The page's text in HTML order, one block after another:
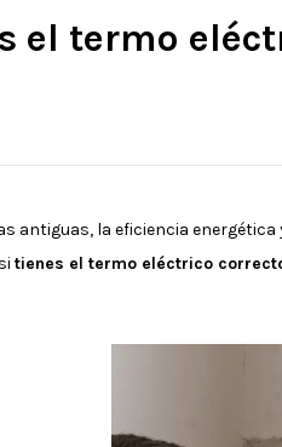
el termo
antiguas, la eficiencia
tienes el termo eléctrico